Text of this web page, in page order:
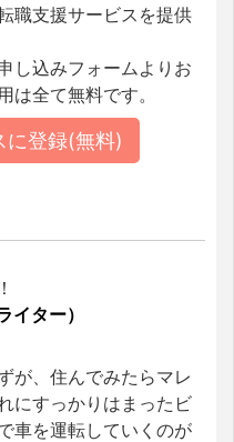
職支援サービスを提供
し込みフォームよりお
は全て無料です。
に登録(無料)
イター）
が、住んでみたらマレ
にすっかりはまったビ
車を運転していくのが